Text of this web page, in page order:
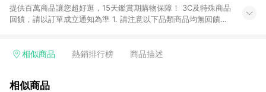
提供百萬商品讓您超好逛，15天鑑賞期購物保障！ 3C及特殊商品
回饋，請以訂單成立通知為準 1. 請注意以下品類商品均無回饋：
電玩/遊戲/相機/單眼/鏡頭/拍立得 [2024/6/1起適用] -內接硬
的購回饋活動享Yahoo超贈點回饋者 - 購物中心商店之商品：商
相似商品 熱銷排行榜 商品描述
相似商品